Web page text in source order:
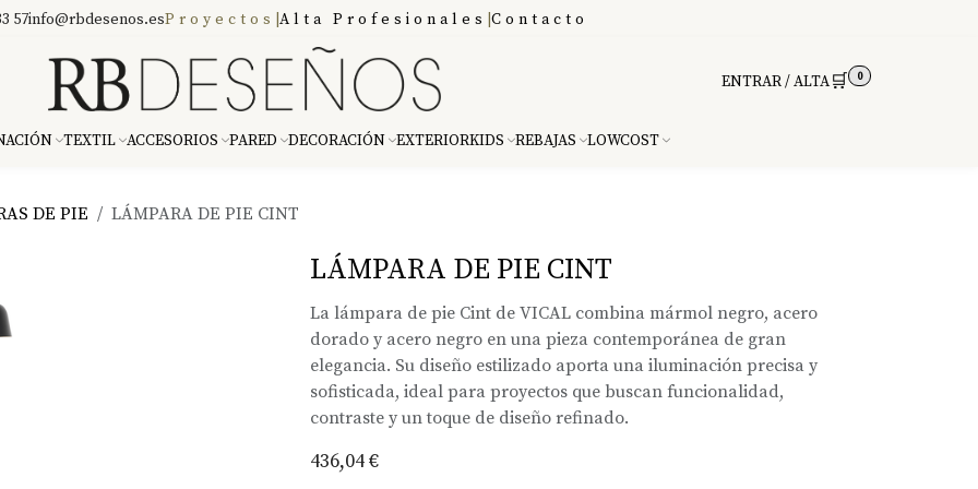
57info@rbdesenos.esProyectos Alta Profesionales Contacto
ENTRAR / ALTA🛒 0
TEXTIL ACCESORIOS PARED DECORACIÓN EXTERIORKIDS REBAJAS LOWCOST
DE PIE LÁMPARA DE PIE CINT
LÁMPARA DE PIE CINT
La lámpara de pie Cint de VICAL combina mármol negro, acero
dorado y acero negro en una pieza contemporánea de gran
elegancia. Su diseño estilizado aporta una iluminación precisa y
sofisticada, ideal para proyectos que buscan funcionalidad,
contraste y un toque de diseño refinado.
436,04€